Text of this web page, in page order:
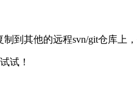
到其他的远程svn/git仓库上
试！